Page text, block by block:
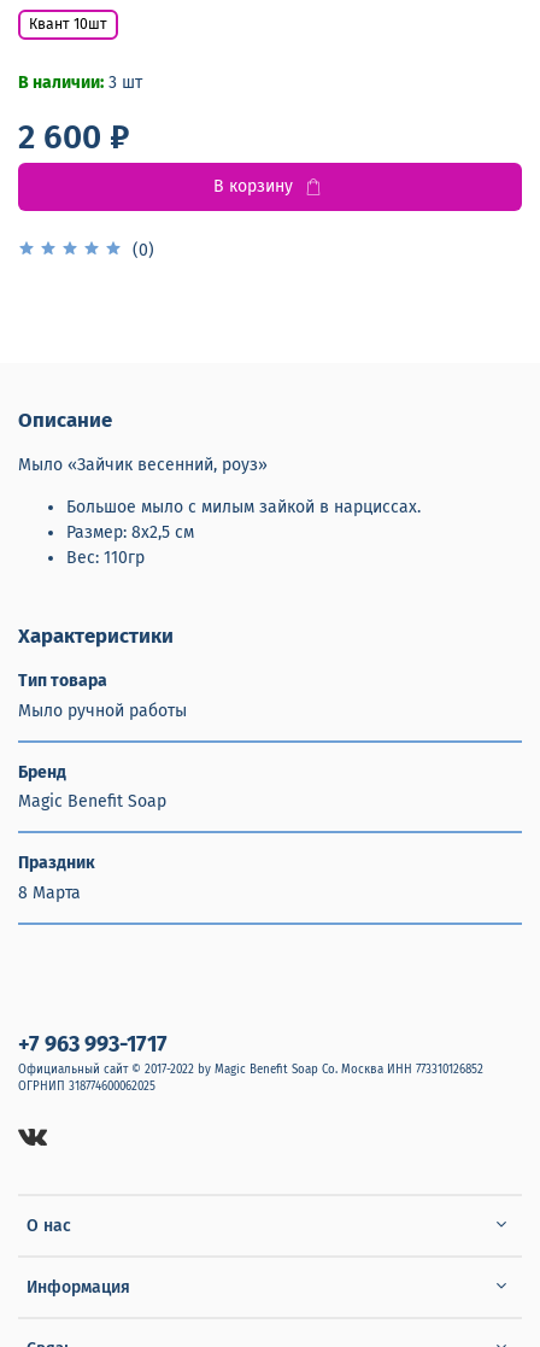
(0)
Квант 10шт
В наличии: 3 шт
2 600 ₽
В корзину
Описание
Мыло «Зайчик весенний, роуз»
Большое мыло с милым зайкой в нарциссах.
Размер: 8х2,5 см
Вес: 110гр
Характеристики
Тип товара
Мыло ручной работы
Бренд
Magic Benefit Soap
Праздник
8 Марта
О нас
Информация
+7 963 993-1717
Официальный сайт © 2017-2022 by Magic Benefit Soap Co. Москва ИНН 773310126852
ОГРНИП 318774600062025